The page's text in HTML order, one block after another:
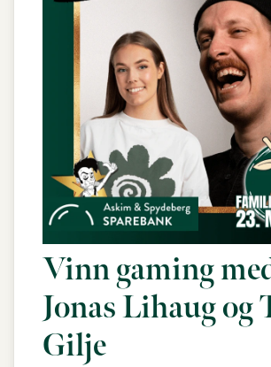
Vinn gaming
Jonas Lihaug og
Gilje